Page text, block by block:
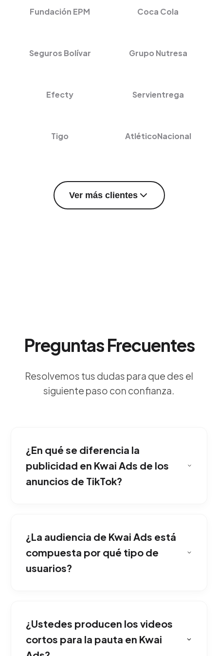
Fundación EPM Coca Cola
Seguros Bolívar Grupo Nutresa
Efecty Servientrega
Tigo AtléticoNacional
Ver más clientes
Preguntas Frecuentes
Resolvemos tus dudas para que des el
siguiente paso con confianza.
¿En qué se diferencia la
publicidad en Kwai Ads de los
anuncios de TikTok?
mucho más bajos que las plataformas
tradicionales, ideal para viralizar tu marca.
¿La audiencia de Kwai Ads está
compuesta por qué tipo de
usuarios?
diseña clips auténticos que conectan
inmediatamente con el humor y las tendencias
del usuario.
¿Ustedes producen los videos
cortos para la pauta en Kwai